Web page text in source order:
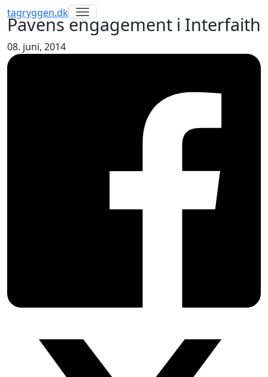
tagryggen.dk Toggle navigation
Pavens engagement i Interfaith
08. juni, 2014